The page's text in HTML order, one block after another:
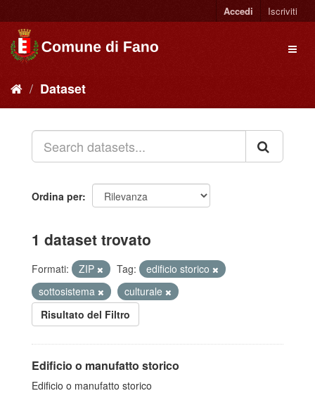
Accedi Iscriviti
Dataset
Ordina per
1 dataset trovato
Formati: ZIP Tag:
edificio storico
sottosistema
culturale
Risultato del Filtro
Edificio o manufatto storico
Edificio o manufatto storico